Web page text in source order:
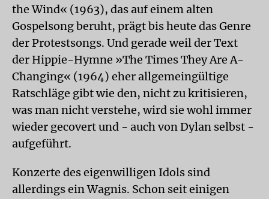
the Wind« (1963), das auf einem alten
Gospelsong beruht, prägt bis heute das Genre
der Protestsongs. Und gerade weil der Text
der Hippie-Hymne »The Times They Are A-
Changing« (1964) eher allgemeingültige
Ratschläge gibt wie den, nicht zu kritisieren,
was man nicht verstehe, wird sie wohl immer
wieder gecovert und - auch von Dylan selbst -
aufgeführt.
Konzerte des eigenwilligen Idols sind
allerdings ein Wagnis. Schon seit einigen